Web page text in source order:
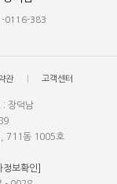
0116-383
관 고객센터
장덕남
711동 1005호
정보확인]